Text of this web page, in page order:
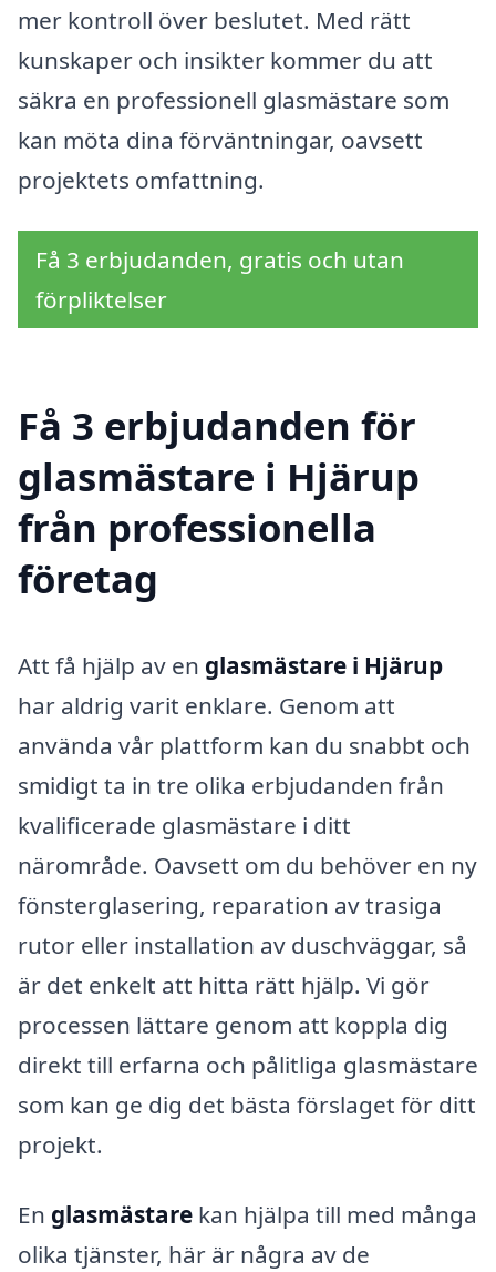
mer kontroll över beslutet. Med rätt
kunskaper och insikter kommer du att
säkra en professionell glasmästare som
kan möta dina förväntningar, oavsett
projektets omfattning.
Få 3 erbjudanden, gratis och utan
förpliktelser
Få 3 erbjudanden för
glasmästare i Hjärup
från professionella
företag
Att få hjälp av en glasmästare i Hjärup
har aldrig varit enklare. Genom att
använda vår plattform kan du snabbt och
smidigt ta in tre olika erbjudanden från
kvalificerade glasmästare i ditt
närområde. Oavsett om du behöver en ny
fönsterglasering, reparation av trasiga
rutor eller installation av duschväggar, så
är det enkelt att hitta rätt hjälp. Vi gör
processen lättare genom att koppla dig
direkt till erfarna och pålitliga glasmästare
som kan ge dig det bästa förslaget för ditt
projekt.
En glasmästare kan hjälpa till med många
olika tjänster, här är några av de